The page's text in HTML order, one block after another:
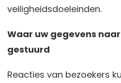
veiligheidsdoeleinden.
Waar uw gegevens
gestuurd
Reacties van bezoekers